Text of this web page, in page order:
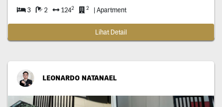
3 2 1242 2 | Apartment
Lihat Detail
LEONARDO NATANAEL